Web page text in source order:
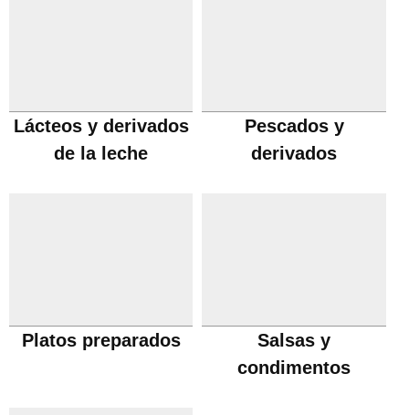
Lácteos y derivados
de la leche
Pescados y
derivados
Platos preparados
Salsas y
condimentos